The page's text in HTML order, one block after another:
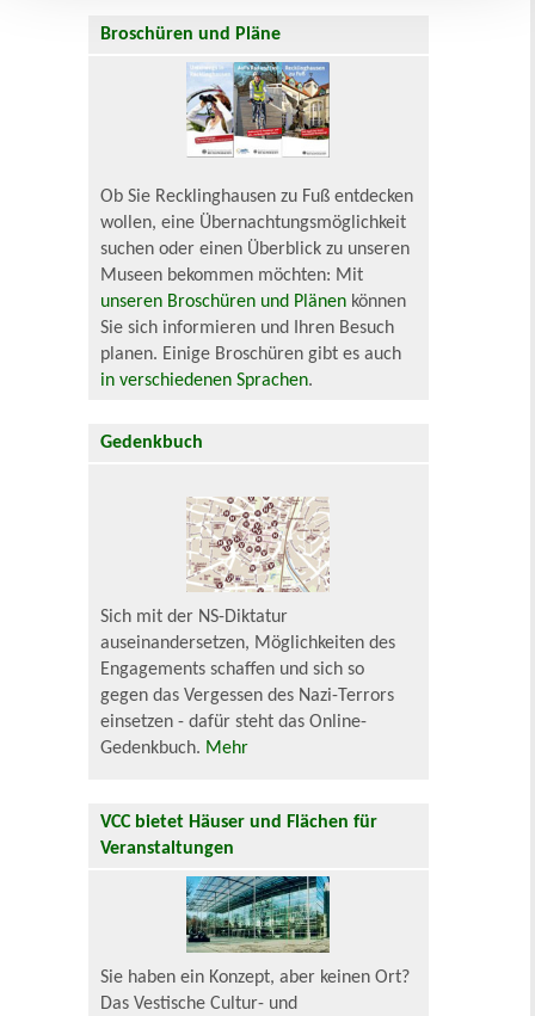
Broschüren und Pläne
Ob Sie Recklinghausen zu Fuß entdecken
wollen, eine Übernachtungsmöglichkeit
suchen oder einen Überblick zu unseren
Museen bekommen möchten: Mit
unseren Broschüren und Plänen können
Sie sich informieren und Ihren Besuch
planen. Einige Broschüren gibt es auch
in verschiedenen Sprachen.
Gedenkbuch
Sich mit der NS-Diktatur
auseinandersetzen, Möglichkeiten des
Engagements schaffen und sich so
gegen das Vergessen des Nazi-Terrors
einsetzen - dafür steht das Online-
Gedenkbuch. Mehr
VCC bietet Häuser und Flächen für
Veranstaltungen
Sie haben ein Konzept, aber keinen Ort?
Das Vestische Cultur- und